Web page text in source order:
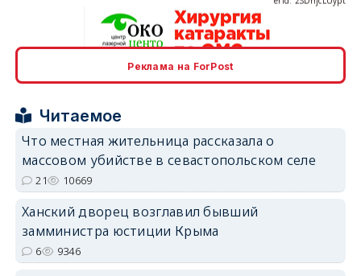
erid: 2SDnjdPjgYS
Реклама на ForPost
Читаемое
Что местная жительница рассказала о
массовом убийстве в севастопольском селе
21 10669
Ханский дворец возглавил бывший
замминистра юстиции Крыма
6 9346